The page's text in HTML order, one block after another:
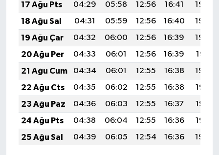
17 Ağu Pts
04:29 05:58 12:56 16:41
19:45
18 Ağu Sal
04:31 05:59 12:56 16:40
19:43
19 Ağu Çar
04:32 06:00 12:56 16:39
19:42
20 Ağu Per
04:33 06:01 12:56 16:39
19:41
21 Ağu Cum
04:34 06:01 12:55 16:38
19:39
22 Ağu Cts
04:35 06:02 12:55 16:38
19:38
23 Ağu Paz
04:36 06:03 12:55 16:37
19:37
24 Ağu Pts
04:38 06:04 12:55 16:36
19:35
25 Ağu Sal
04:39 06:05 12:54 16:36 19:34